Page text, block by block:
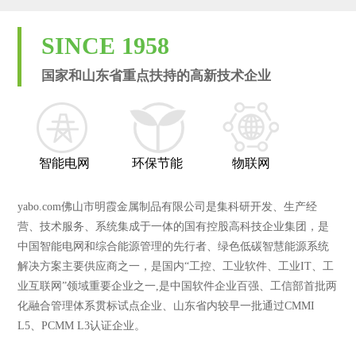
SINCE 1958
国家和山东省重点扶持的高新技术企业
智能电网 环保节能 物联网
yabo.com佛山市明霞金属制品有限公司是集科研开发、生产经
营、技术服务、系统集成于一体的国有控股高科技企业集团，是
中国智能电网和综合能源管理的先行者、绿色低碳智慧能源系统
解决方案主要供应商之一，是国内“工控、工业软件、工业IT、工
业互联网”领域重要企业之一,是中国软件企业百强、工信部首批两
化融合管理体系贯标试点企业、山东省内较早一批通过CMMI
L5、PCMM L3认证企业。